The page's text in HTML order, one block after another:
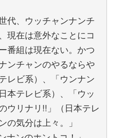
代、ウッチャンナンチ
現在は意外なことにコ
番組は現在ない。かつ
ンチャンのやるならや
レビ系）、「ウンナン
本テレビ系）、「ウッ
ウリナリ!!」（日本テレ
の気分は上々。」